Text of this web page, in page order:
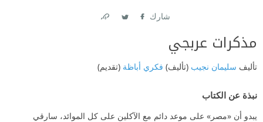
شارك
مذكرات عربجي
تأليف سليمان نجيب (تأليف) فكري أباظة (تقديم)
نبذة عن الكتاب
يبدو أن «مصر» على موعد دائم مع الآكلين على كل الموائد، سارقي